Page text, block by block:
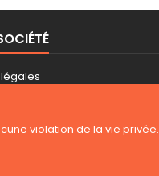
nous
violation de la vie privée.